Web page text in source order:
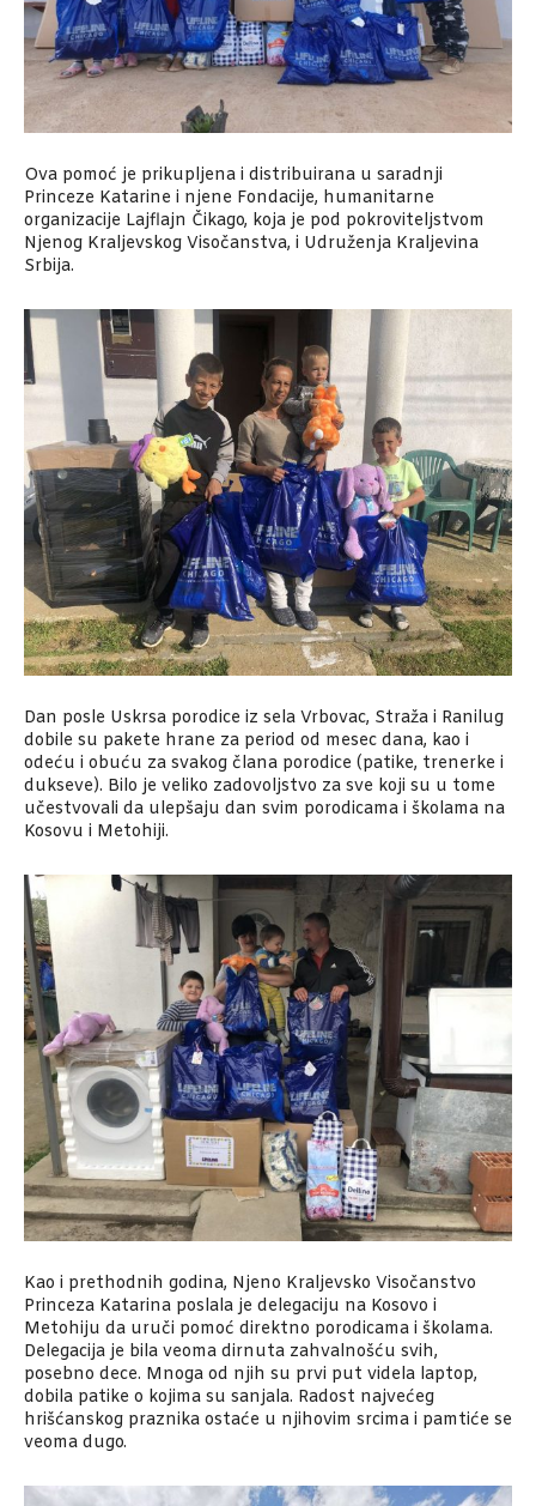
Ova pomoć je prikupljena i distribuirana u saradnji
Princeze Katarine i njene Fondacije, humanitarne
organizacije Lajflajn Čikago, koja je pod pokroviteljstvom
Njenog Kraljevskog Visočanstva, i Udruženja Kraljevina
Srbija.
Dan posle Uskrsa porodice iz sela Vrbovac, Straža i Ranilug
dobile su pakete hrane za period od mesec dana, kao i
odeću i obuću za svakog člana porodice (patike, trenerke i
dukseve). Bilo je veliko zadovoljstvo za sve koji su u tome
učestvovali da ulepšaju dan svim porodicama i školama na
Kosovu i Metohiji.
Kao i prethodnih godina, Njeno Kraljevsko Visočanstvo
Princeza Katarina poslala je delegaciju na Kosovo i
Metohiju da uruči pomoć direktno porodicama i školama.
Delegacija je bila veoma dirnuta zahvalnošću svih,
posebno dece. Mnoga od njih su prvi put videla laptop,
dobila patike o kojima su sanjala. Radost najvećeg
hrišćanskog praznika ostaće u njihovim srcima i pamtiće se
veoma dugo.